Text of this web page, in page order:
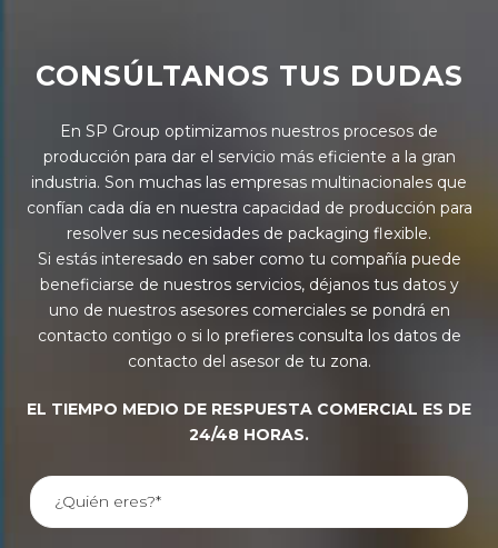
CONSÚLTANOS TUS DUDAS
En SP Group optimizamos nuestros procesos de
producción para dar el servicio más eficiente a la gran
industria. Son muchas las empresas multinacionales que
confían cada día en nuestra capacidad de producción para
resolver sus necesidades de packaging flexible.
Si estás interesado en saber como tu compañía puede
beneficiarse de nuestros servicios, déjanos tus datos y
uno de nuestros asesores comerciales se pondrá en
contacto contigo o si lo prefieres consulta los datos de
contacto del asesor de tu zona.
EL TIEMPO MEDIO DE RESPUESTA COMERCIAL ES DE
24/48 HORAS.